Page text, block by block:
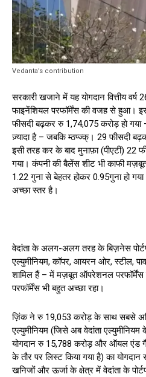
Vedanta’s contribution
सरकारी खजाने में यह योगदान वित्तीय
फाइनेंशियल परफॉर्मेंस की वजह से हुआ।
फीसदी बढ़कर रु 1,74,075 करोड़ हो
ज़्यादा है – जबकि म्ठप्ज्क्। 29 फीसदी
इसी तरह कर के बाद मुनाफ़ा (पीएटी) 22
गया। कंपनी की बैलेंस शीट भी काफी
1.22 गुना से बेहतर होकर 0.95गुना हो
अच्छा स्तर है।
वेदांता के अलग-अलग तरह के बिज़नेस
एल्युमीनियम, कॉपर, आयरन ओर, स्टील,
शामिल हैं – में मज़बूत ऑपरेशनल
परफॉर्मेंस भी बहुत अच्छा रहा।
ज़िंक ने रु 19,053 करोड़ के साथ सबसे
एल्युमीनियम (जिसे अब वेदांता एल्युमीनियम
योगदान रु 15,788 करोड़ और ऑयल एंड
के तौर पर लिस्ट किया गया है) का
खनिजों और ऊर्जा के क्षेत्र में वेदांता के